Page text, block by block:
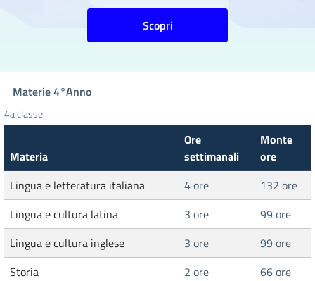
Scopri
Materie4°Anno
4a classe
Materia
Ore
settimanali
Monte
ore
Lingua e letteratura italiana
4 ore
132 ore
Lingua e cultura latina
3 ore
99 ore
Lingua e cultura inglese
3 ore
99 ore
Storia
2 ore
66 ore